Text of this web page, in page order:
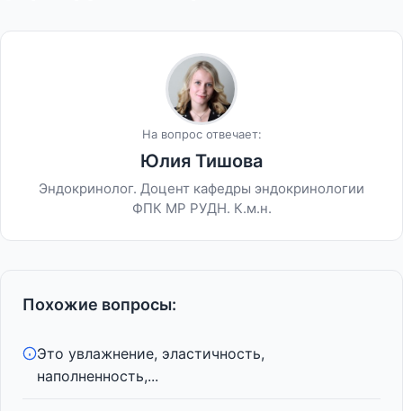
На вопрос отвечает:
Юлия Тишова
Эндокринолог. Доцент кафедры эндокринологии
ФПК МР РУДН. К.м.н.
Похожие вопросы:
Это увлажнение, эластичность,
наполненность,...